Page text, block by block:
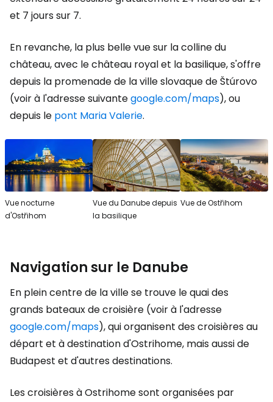
et 7 jours sur 7.
En revanche, la plus belle vue sur la colline du
château, avec le château royal et la basilique, s'offre
depuis la promenade de la ville slovaque de Štúrovo
(voir à l'adresse suivantegoogle.com/maps), ou
depuis le pont Maria Valerie.
Vue nocturne
d'Ostřihom
Vue du Danube depuis
la basilique
Vue de Ostřihom
Navigation sur le Danube
En plein centre de la ville se trouve le quai des
grands bateaux de croisière (voir à l'adresse
google.com/maps), qui organisent des croisières au
départ et à destination d'Ostrihome, mais aussi de
Budapest et d'autres destinations.
Les croisières à Ostrihome sont organisées par